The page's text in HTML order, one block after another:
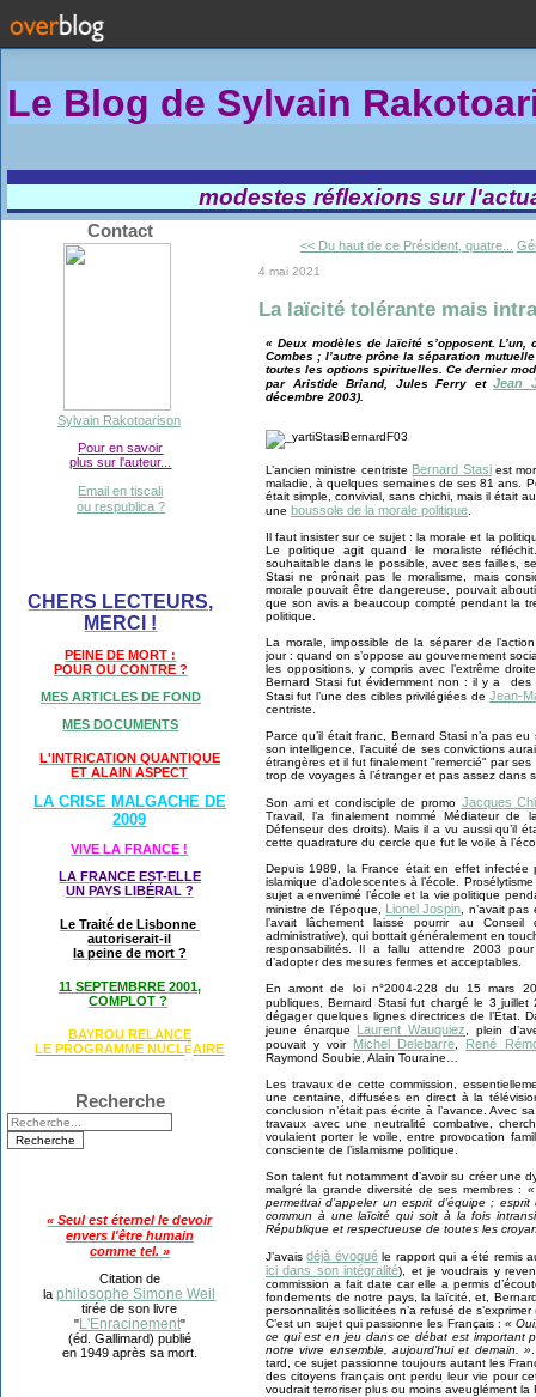
Le Blog de Sylvain Rakotoa
modestes réflexions sur
Contact
Sylvain Rakotoarison
Pour en savoir
plus sur l'auteur...
Email en tiscali
ou respublica ?
CHERS LECTEURS,
MERCI !
PEINE DE MORT :
POUR OU CONTRE ?
MES ARTICLES DE FOND
MES DOCUMENTS
L'INTRICATION QUANTIQUE
ET ALAIN ASPECT
LA CRISE MALGACHE DE
2009
VIVE LA FRANCE !
LA FRANCE EST-ELLE
UN PAYS LIBÉRAL ?
Le Traité de Lisbonne
autoriserait-il
la peine de mort ?
11 SEPTEMBRRE 2001,
COMPLOT ?
BAYROU RELANCE
LE PROGRAMME NUCLÉAIRE
Recherche
« Seul est éternel le devoir
envers l'être humain
comme tel. »
Citation de
laphilosophe Simone Weil
tirée de son livre
"L'Enracinement"
(éd. Gallimard) publié
en 1949 après sa mort.
<< Du haut de ce Président, quatre...
4 mai 2021
La laïcité tolérante mais
« Deux modèles de laïcité s’opposent.
Combes ; l’autre prône la séparation
toutes les options spirituelles. Ce dernier
par Aristide Briand, Jules Ferry etJean
décembre 2003).
L’ancien ministre centriste Bernard Stasiest
maladie, à quelques semaines de ses 81 ans.
était simple, convivial, sans chichi, mais il était
une boussole de la morale politique
Il faut insister sur ce sujet : la morale et la
Le politique agit quand le moraliste
souhaitable dans le possible, avec ses failles,
Stasi ne prônait pas le moralisme, mais
morale pouvait être dangereuse, pouvait
que son avis a beaucoup compté pendant la
politique.
La morale, impossible de la séparer de
jour : quand on s’oppose au gouvernement
les oppositions, y compris avec l’extrême
Bernard Stasi fut évidemment non : il y a des
Stasi fut l’une des cibles privilégiées deJean-
centriste.
Parce qu’il était franc, Bernard Stasi n’a pas
son intelligence, l’acuité de ses convictions
étrangères et il fut finalement "remercié" par
trop de voyages à l’étranger et pas assez dans
Son ami et condisciple de promo Jacques
Travail, l’a finalement nommé Médiateur de
Défenseur des droits). Mais il a vu aussi qu’il
cette quadrature du cercle que fut le voile à
Depuis 1989, la France était en effet
islamique d’adolescentes à l’école.
sujet a envenimé l’école et la vie politique
ministre de l’époque, Lionel Jospin , n’avait
l’avait lâchement laissé pourrir au
administrative), qui bottait généralement en
responsabilités. Il a fallu attendre 2003
d’adopter des mesures fermes et acceptables.
En amont de loi n°2004-228 du 15 mars
publiques, Bernard Stasi fut chargé le 3
dégager quelques lignes directrices de l’État.
jeune énarque Laurent Wauquiez
, plein
pouvait y voir Michel Delebarre René
Raymond Soubie, Alain Touraine…
Les travaux de cette commission,
une centaine, diffusées en direct à la
conclusion n’était pas écrite à l’avance. Avec
travaux avec une neutralité combative,
voulaient porter le voile, entre provocation
consciente de l’islamisme politique.
Son talent fut notamment d’avoir su créer une
malgré la grande diversité de ses membres :
permettrai d’appeler un esprit d’équipe ;
commun à une laïcité qui soit à la fois
République et respectueuse de toutes les
J’avaisdéjà évoquéle rapport qui a été remis
ici dans son intégralité), et je voudrais y
commission a fait date car elle a permis
fondements de notre pays, la laïcité, et,
personnalités sollicitées n’a refusé de
C’est un sujet qui passionne les Français :«
ce qui est en jeu dans ce débat est important
notre vivre ensemble, aujourd’hui et demain. »
tard, ce sujet passionne toujours autant les
des citoyens français ont perdu leur vie pour
voudrait terroriser plus ou moins aveuglément la